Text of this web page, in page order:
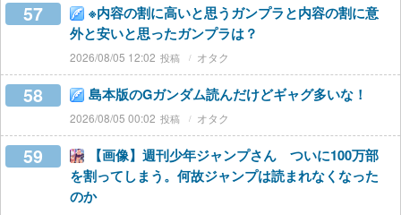
57
※内容の割に高いと思うガンプラと内容の割に意
外と安いと思ったガンプラは？
2026/08/05 12:02 オタク
58 島本版のGガンダム読んだけどギャグ多いな！
2026/08/05 00:02 オタク
59
【画像】週刊少年ジャンプさん ついに100万部
を割ってしまう。何故ジャンプは読まれなくなった
のか